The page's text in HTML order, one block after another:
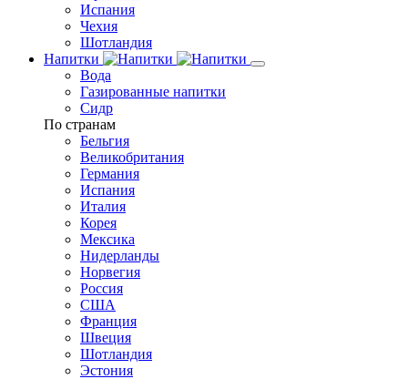
Испания
Чехия
Шотландия
Напитки
Вода
Газированные напитки
Сидр
По странам
Бельгия
Великобритания
Германия
Испания
Италия
Корея
Мексика
Нидерланды
Норвегия
Россия
США
Франция
Швеция
Шотландия
Эстония